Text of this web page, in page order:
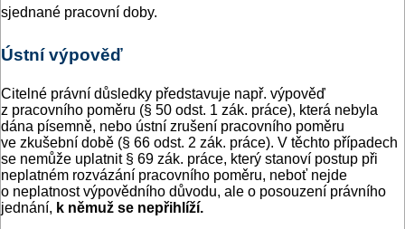
sjednané pracovní doby.
Ústní výpověď
Citelné právní důsledky představuje např. výpověď
z pracovního poměru (§ 50 odst. 1 zák. práce), která nebyla
dána písemně, nebo ústní zrušení pracovního poměru
ve zkušební době (§ 66 odst. 2 zák. práce). V těchto případech
se nemůže uplatnit § 69 zák. práce, který stanoví postup při
neplatném rozvázání pracovního poměru, neboť nejde
o neplatnost výpovědního důvodu, ale o posouzení právního
jednání, k němuž se nepřihlíží.